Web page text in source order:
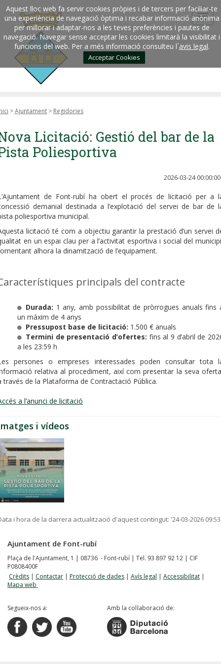
Aquest lloc web fa servir cookies pròpies i de tercers per faciliar-te
una experiència de navegació òptima i recabar informació anònima
per millorar i adaptar-nos a les teves preferències i pautes de
navegació. Navegar sense acceptar les cookies limitarà la visibilitat i
funcions del web. Per a més informació consulteu l´avis legal.
Acceptar Cookies
>Ajuntament > Regidories
Licitació: Gestió del bar de la
Poliesportiva
2026-03-24 00:00:00
de Font-rubí ha obert el procés de licitació per a
demanial destinada a l’explotació del servei de bar de
poliesportiva municipal.
licitació té com a objectiu garantir la prestació d’un servei
en un espai clau per a l’activitat esportiva i social del
alhora la dinamització de l’equipament.
principals del contracte
Durada: 1 any, amb possibilitat de pròrrogues anuals fins
un màxim de 4 anys
Pressupost base de licitació: 1.500 € anuals
Termini de presentació d’ofertes: fins al 9 d’abril de
a les 23:59 h
persones o empreses interessades poden consultar tota
relativa al procediment, així com presentar la seva
través de la Plataforma de Contractació Pública.
a l’anunci de licitació
i vídeos
i hora de la darrera actualització d'aquest contingut: '24-03-2026 09:53
Ajuntament de Font-rubí
Plaça de l'Ajuntament, 1 | 08736 - Font-rubí | Tel. 93 897 92 12 | CIF
P0808400F
Crèdits | Contactar | Protecció de dades | Avís legal | Accessibilitat |
Mapa web
Segueix-nos a: Amb la col·laboració de: